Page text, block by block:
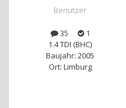
Benutzer
35
1
1.4 TDI (BHC)
Baujahr: 2005
Ort: Limburg